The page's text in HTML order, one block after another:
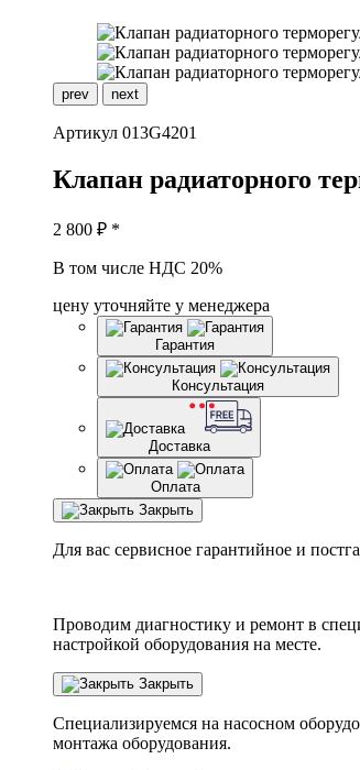
prev next
Артикул 013G4201
Клапан радиаторного
2 800 ₽ *
В том числе НДС 20%
цену уточняйте у менеджера
Гарантия
Консультация
Доставка
Оплата
Закрыть
Для вас сервисное гарантийное и
Проводим диагностику и ремонт в
настройкой оборудования на месте.
Закрыть
Специализируемся на насосном
монтажа оборудования.